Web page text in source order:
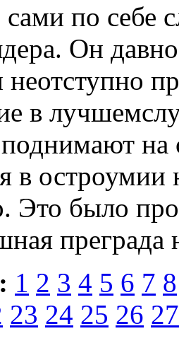
по себе
Он
в
на
в остроумии
Это было
1 2 3 4 5 6 7 8
23 24 25 26 27